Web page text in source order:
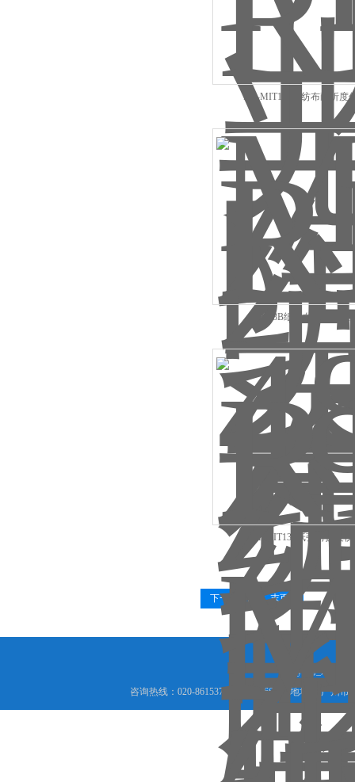
RH-MIT135无纺布耐折度
RH-48B纸张白度测定仪
RH-MIT135纸张耐折度仪
下一页 末页
leyu网_乐鱼
咨询热线：020-86153717 18825066456 地址： 广州